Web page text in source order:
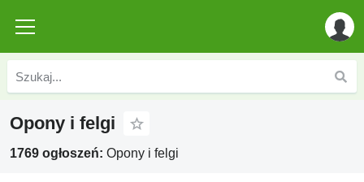
Opony i felgi
1769 ogłoszeń: Opony i felgi